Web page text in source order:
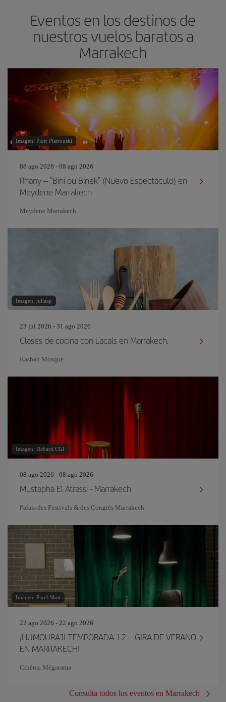
Eventos en los destinos de
nuestros vuelos baratos a
Marrakech
Imagen: Piotr Piatrouski
08 ago 2026 - 08 ago 2026
Rhany – "Bini ou Binek" (Nuevo Espectáculo) en
Meydene Marrakech
Meydene Marrakech
Imagen: juliaap
23 jul 2026 - 31 ago 2026
Clases de cocina con Lacals en Marrakech.
Kasbah Mosque
Imagen: Dabarti CGI
08 ago 2026 - 08 ago 2026
Mustapha El Atrassi - Marrakech
Palais des Festivals & des Congrès Marrakech
Imagen: Pixel-Shot
22 ago 2026 - 22 ago 2026
¡HUMOURAJI TEMPORADA 12 – GIRA DE VERANO
EN MARRAKECH!
Cinéma Mégarama
Consulta todos los eventos en Marrakech